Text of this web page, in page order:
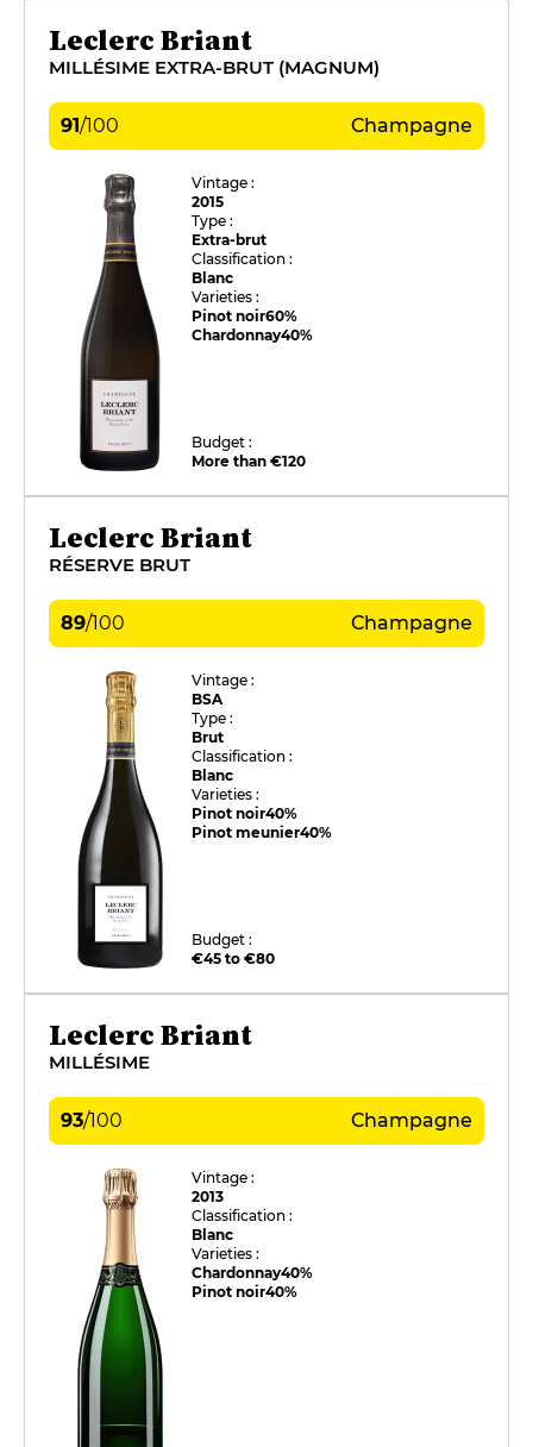
Leclerc Briant
MILLÉSIME EXTRA-BRUT (MAGNUM)
91/100 Champagne
Vintage :
2015
Type :
Extra-brut
Classification :
Blanc
Varieties :
Pinot noir60%
Chardonnay40%
Budget :
More than €120
Leclerc Briant
RÉSERVE BRUT
89/100 Champagne
Vintage :
BSA
Type :
Brut
Classification :
Blanc
Varieties :
Pinot noir40%
Pinot meunier40%
Budget :
€45 to €80
Leclerc Briant
MILLÉSIME
93/100 Champagne
Vintage :
2013
Classification :
Blanc
Varieties :
Chardonnay40%
Pinot noir40%